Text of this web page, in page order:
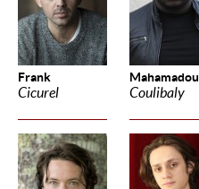
Frank
Cicurel
Mahamadou
Coulibaly